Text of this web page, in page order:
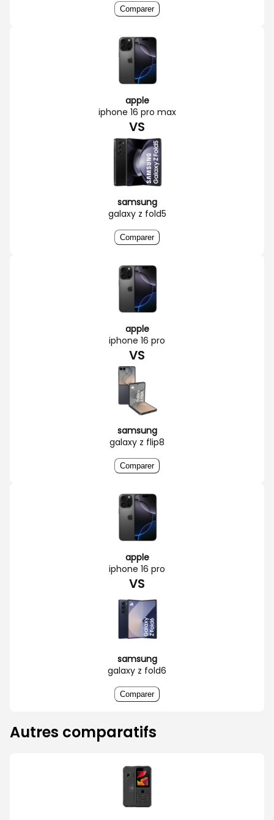
Comparer
apple
iphone 16 pro max
VS
samsung
galaxy z fold5
Comparer
apple
iphone 16 pro
VS
samsung
galaxy z flip8
Comparer
apple
iphone 16 pro
VS
samsung
galaxy z fold6
Comparer
Autres comparatifs